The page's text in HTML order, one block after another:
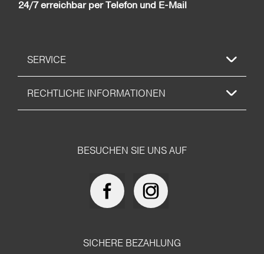
24/7 erreichbar per Telefon und E-Mail
SERVICE
RECHTLICHE INFORMATIONEN
BESUCHEN SIE UNS AUF
SICHERE BEZAHLUNG